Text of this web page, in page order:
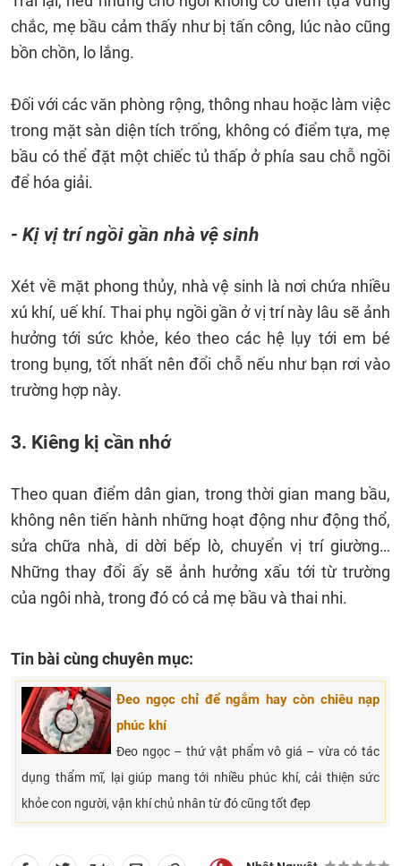
chắc, mẹ bầu cảm thấy như bị tấn công, lúc nào cũng
bồn chồn, lo lắng.
Đối với các văn phòng rộng, thông nhau hoặc làm việc
trong mặt sàn diện tích trống, không có điểm tựa, mẹ
bầu có thể đặt một chiếc tủ thấp ở phía sau chỗ ngồi
để hóa giải.
- Kị vị trí ngồi gần nhà vệ sinh
Xét về mặt phong thủy, nhà vệ sinh là nơi chứa nhiều
xú khí, uế khí. Thai phụ ngồi gần ở vị trí này lâu sẽ ảnh
hưởng tới sức khỏe, kéo theo các hệ lụy tới em bé
trong bụng, tốt nhất nên đổi chỗ nếu như bạn rơi vào
trường hợp này.
3. Kiêng kị cần nhớ
Theo quan điểm dân gian, trong thời gian mang bầu,
không nên tiến hành những hoạt động như động thổ,
sửa chữa nhà, di dời bếp lò, chuyển vị trí giường…
Những thay đổi ấy sẽ ảnh hưởng xấu tới từ trường
của ngôi nhà, trong đó có cả mẹ bầu và thai nhi.
Tin bài cùng chuyên mục:
Đeo ngọc chỉ để ngắm hay còn chiêu nạp
phúc khí
Đeo ngọc – thứ vật phẩm vô giá – vừa có tác
dụng thẩm mĩ, lại giúp mang tới nhiều phúc khí, cải thiện sức
khỏe con người, vận khí chủ nhân từ đó cũng tốt đẹp